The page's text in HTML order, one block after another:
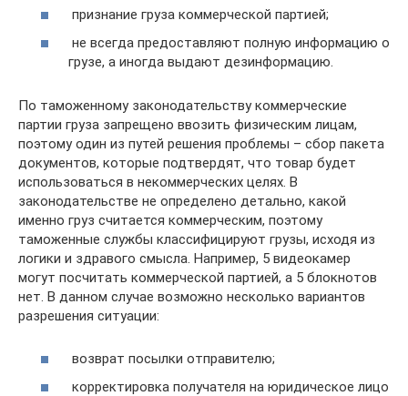
признание груза коммерческой партией;
не всегда предоставляют полную информацию о
грузе, а иногда выдают дезинформацию.
По таможенному законодательству коммерческие
партии груза запрещено ввозить физическим лицам,
поэтому один из путей решения проблемы – сбор пакета
документов, которые подтвердят, что товар будет
использоваться в некоммерческих целях. В
законодательстве не определено детально, какой
именно груз считается коммерческим, поэтому
таможенные службы классифицируют грузы, исходя из
логики и здравого смысла. Например, 5 видеокамер
могут посчитать коммерческой партией, а 5 блокнотов
нет. В данном случае возможно несколько вариантов
разрешения ситуации:
возврат посылки отправителю;
корректировка получателя на юридическое лицо